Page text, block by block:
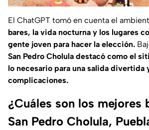
El ChatGPT tomó en cuenta el
bares, la vida nocturna y los lugares
gente joven para hacer la elección.
San Pedro Cholula destacó como el
lo necesario para una salida divertida
complicaciones.
¿Cuáles son los mejores
San Pedro Cholula,